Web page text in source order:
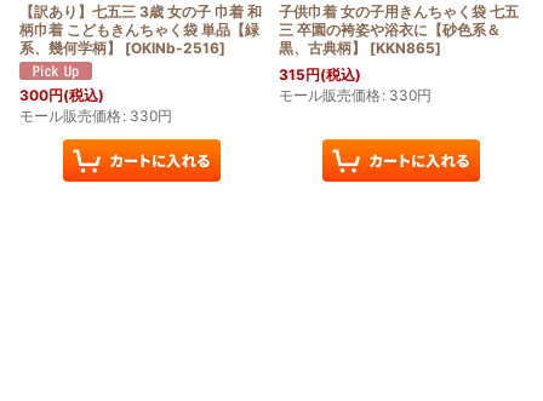
【訳あり】七五三 3歳 女の子 巾着 和
柄巾着 こどもきんちゃく袋 単品【緑
系、幾何学柄】
[OKINb-2516]
300円(税込)
モール販売価格: 330円
子供巾着 女の子用きんちゃく袋 七五
三 卒園の袴姿や浴衣に【砂色系＆
黒、古典柄】
[KKN865]
315円(税込)
モール販売価格: 330円